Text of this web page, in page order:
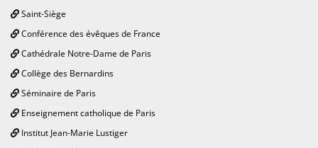
Saint-Siège
Conférence des évêques de France
Cathédrale Notre-Dame de Paris
Collège des Bernardins
Séminaire de Paris
Enseignement catholique de Paris
Institut Jean-Marie Lustiger